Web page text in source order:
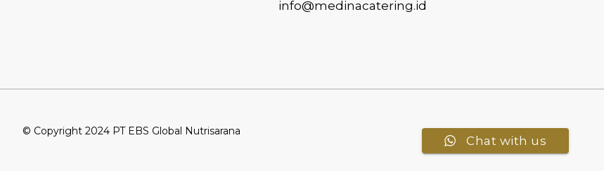
info@medinacatering.id
© Copyright 2024 PT EBS Global Nutrisarana
Chat with us